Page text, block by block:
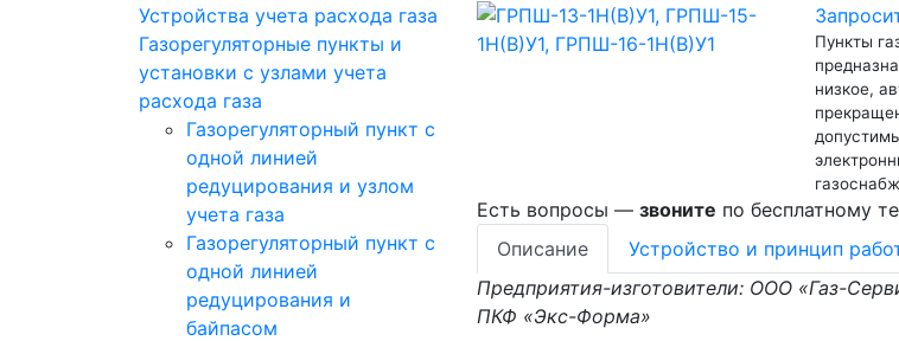
Устройства учета расхода газа
Газорегуляторные пункты и
установки с узлами учета
расхода газа
Газорегуляторный пункт с
одной линией
редуцирования и узлом
учета газа
Газорегуляторный пункт с
одной линией
редуцирования и
байпасом
Пункты
низкое,
Есть вопросы — звоните по бесплатному
Описание
Устройство и принцип
Предприятия-изготовители: ООО «Газ-
ПКФ «Экс-Форма»